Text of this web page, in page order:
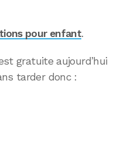
pour enfant.
gratuite aujourd’hui
tarder donc :